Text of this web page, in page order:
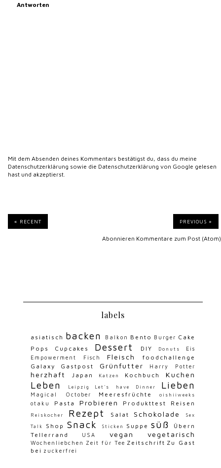
Antworten
Mit dem Absenden deines Kommentars bestätigst du, dass du meine
Datenschutzerklärung sowie die Datenschutzerklärung von Google gelesen
hast und akzeptierst.
« RECENT PREVIOUS »
Abonnieren Kommentare zum Post (Atom)
labels
asiatisch backen Balkon Bento Burger Cake
Pops
Cupcakes Dessert DIY Donuts
Eis
Empowerment
Fisch Fleisch
foodchallenge
Galaxy
Gastpost Grünfutter Harry Potter
herzhaft Japan Katzen Kochbuch Kuchen
Leben Leipzig Let's have Dinner Lieben
Magical October Meeresfrüchte oishiiweeks
otaku Pasta Probieren Produkttest Reisen
Reiskocher Rezept Salat Schokolade Sex
Talk Shop Snack Sticken Suppe süß
Übern
Tellerrand
USA vegan vegetarisch
Wochenliebchen Zeit für Tee Zeitschrift Zu Gast
bei zuckerfrei